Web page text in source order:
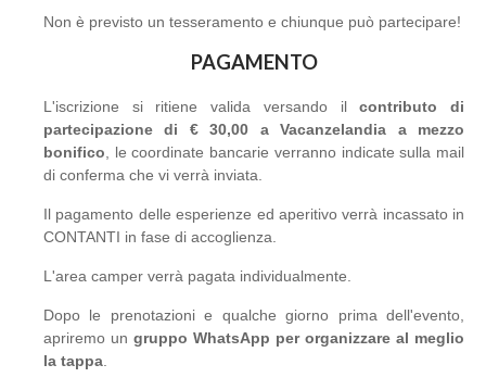
Non è previsto un tesseramento e chiunque può partecipare!
PAGAMENTO
L'iscrizione si ritiene valida versando ilcontributo di
partecipazione di € 30,00 a Vacanzelandia a mezzo
bonifico, le coordinate bancarie verranno indicate sulla mail
di conferma che vi verrà inviata.
Il pagamento delle esperienze ed aperitivo verrà incassato in
CONTANTI in fase di accoglienza.
L'area camper verrà pagata individualmente.
Dopo le prenotazioni e qualche giorno prima dell'evento,
apriremo un gruppo WhatsApp per organizzare al meglio
la tappa.